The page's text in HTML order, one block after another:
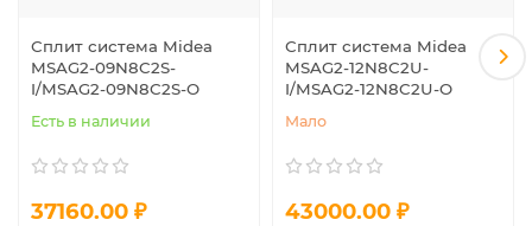
Сплит система Midea
MSAG2-09N8C2S-
I/MSAG2-09N8C2S-O
Есть в наличии
37160.00 ₽
Сплит система Midea
MSAG2-12N8C2U-
I/MSAG2-12N8C2U-O
Мало
43000.00 ₽